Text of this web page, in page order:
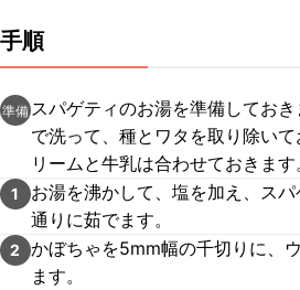
手順
準備 スパゲティのお湯を準備してお
で洗って、種とワタを取り除い
リームと牛乳は合わせておきます
1
お湯を沸かして、塩を加え、ス
通りに茹でます。
2
かぼちゃを5mm幅の千切りに、
ます。